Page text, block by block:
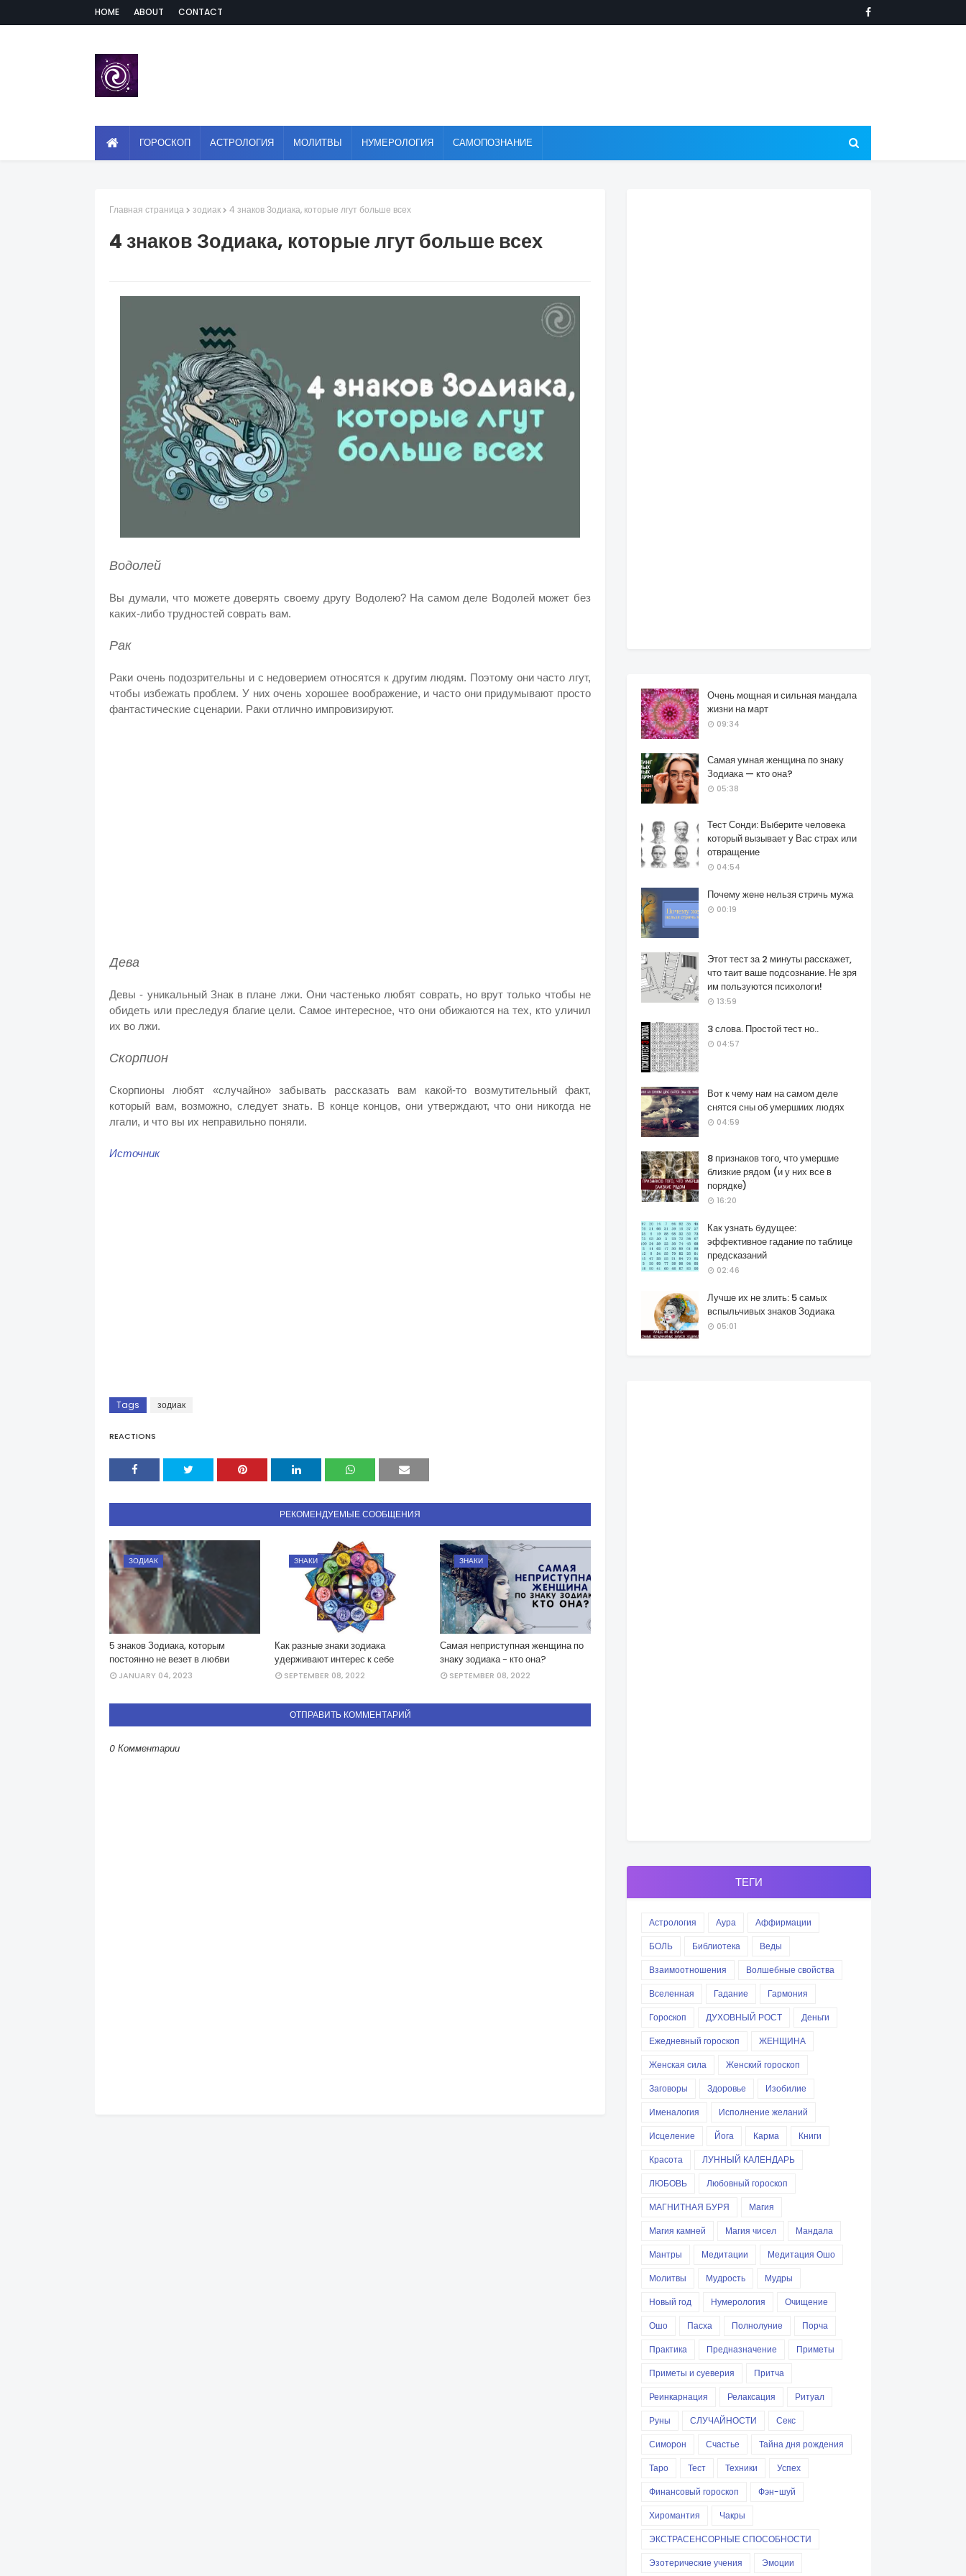
HOME ABOUT CONTACT
ГОРОСКОП АСТРОЛОГИЯ МОЛИТВЫ НУМЕРОЛОГИЯ САМОПОЗНАНИЕ
Главная страница зодиак 4 знаков Зодиака, которые лгут больше всех
4 знаков Зодиака, которые лгут больше всех
Водолей
Вы думали, что можете доверять своему другу Водолею? На самом деле Водолей может без
каких-либо трудностей соврать вам.
Рак
Раки очень подозрительны и с недоверием относятся к другим людям. Поэтому они часто лгут,
чтобы избежать проблем. У них очень хорошее воображение, и часто они придумывают просто
фантастические сценарии. Раки отлично импровизируют.
Дева
Девы - уникальный Знак в плане лжи. Они частенько любят соврать, но врут только чтобы не
обидеть или преследуя благие цели. Самое интересное, что они обижаются на тех, кто уличил
их во лжи.
Скорпион
Скорпионы любят «случайно» забывать рассказать вам какой-то возмутительный факт,
который вам, возможно, следует знать. В конце концов, они утверждают, что они никогда не
лгали, и что вы их неправильно поняли.
Источник
Tags зодиак
REACTIONS
РЕКОМЕНДУЕМЫЕ СООБЩЕНИЯ
ЗОДИАК
5 знаков Зодиака, которым
постоянно не везет в любви
JANUARY 04, 2023
ЗНАКИ
Как разные знаки зодиака
удерживают интерес к себе
SEPTEMBER 08, 2022
ЗНАКИ
Самая неприступная женщина по
знаку зодиака - кто она?
SEPTEMBER 08, 2022
ОТПРАВИТЬ КОММЕНТАРИЙ
0 Комментарии
Очень мощная и сильная мандала
жизни на март
09:34
Самая умная женщина по знаку
Зодиака — кто она?
05:38
Тест Сонди: Выберите человека
который вызывает у Вас страх или
отвращение
04:54
Почему жене нельзя стричь мужа
00:19
Этот тест за 2 минуты расскажет,
что таит ваше подсознание. Не зря
им пользуются психологи!
13:59
3 слова. Простой тест но..
04:57
Вот к чему нам на самом деле
снятся сны об умершиих людях
04:59
8 признаков того, что умершие
близкие рядом (и у них все в
порядке)
16:20
Как узнать будущее:
эффективное гадание по таблице
предсказаний
02:46
Лучше их не злить: 5 самых
вспыльчивых знаков Зодиака
05:01
ТЕГИ
Астрология Аура
Аффирмации
БОЛЬ
Библиотека
Веды
Взаимоотношения
Волшебные свойства
Вселенная
Гадание
Гармония
Гороскоп
ДУХОВНЫЙ РОСТ
Деньги
Ежедневный гороскоп
ЖЕНЩИНА
Женская сила
Женский гороскоп
Заговоры
Здоровье
Изобилие
Именалогия
Исполнение желаний
Исцеление
Йога Карма
Книги
Красота
ЛУННЫЙ КАЛЕНДАРЬ
ЛЮБОВЬ
Любовный гороскоп
МАГНИТНАЯ БУРЯ
Магия
Магия камней
Магия чисел
Мандала
Мантры
Медитации
Медитация Ошо
Молитвы
Мудрость
Мудры
Новый год
Нумерология
Очищение
Ошо
Пасха Полнолуние
Порча
Практика
Предназначение
Приметы
Приметы и суеверия
Притча
Реинкарнация
Релаксация
Ритуал
Руны
СЛУЧАЙНОСТИ
Секс
Симорон
Счастье
Тайна дня рождения
Таро
Тест Техники
Успех
Финансовый гороскоп
Фэн-шуй
Хиромантия
Чакры
ЭКСТРАСЕНСОРНЫЕ СПОСОБНОСТИ
Эзотерические учения
Эмоции